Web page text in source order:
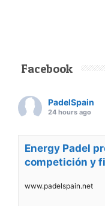
Facebook
PadelSpain
24 hours ago
Energy Padel
competición y
www.padelspain.net